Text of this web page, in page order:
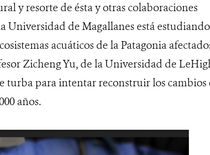
y resorte de ésta y otras colaboraciones
de Magallanes está
acuáticos de la Patagonia
Zicheng Yu, de la Universidad de
turba para intentar reconstruir los cambios
años.